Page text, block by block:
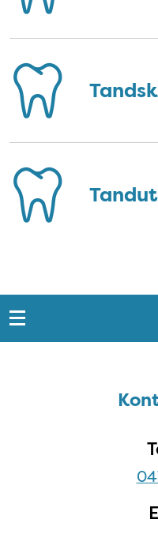
Snabblänkar
Kontakta oss